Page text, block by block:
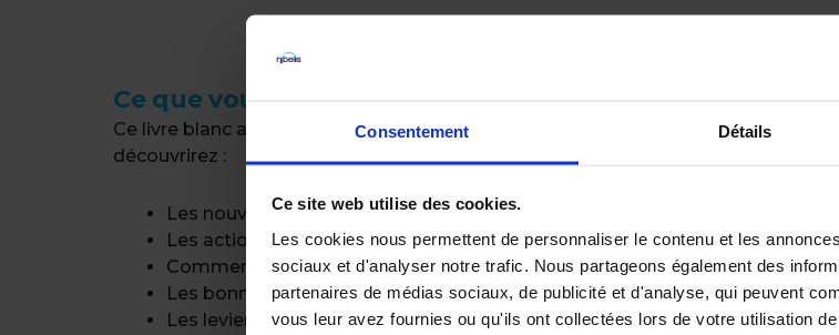
Consentement Détails
Ce site web utilise des cookies.
Les cookies nous permettent de personnaliser le contenu et les
sociaux et d'analyser notre trafic. Nous partageons également des
partenaires de médias sociaux, de publicité et d'analyse, qui peuvent
vous leur avez fournies ou qu'ils ont collectées lors de votre utilisation
Ce que vous allez apprendre dans ce livre blanc sur la
Ce livre blanc a pour but de vous aider à anticiper dès maintenant l’évolution
découvrirez :
Les nouvelles obligations issues de la directive européenne et leurs
Les actions à mettre en place pour adapter vos processus RH et vos
Comment structurer une politique de rémunération plus équitable et
Les bonnes pratiques pour sécuriser le reporting RH et fiabiliser les
Les leviers pour transformer la transparence salariale en avantage